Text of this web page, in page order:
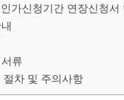
가신청기간 연장신청서
류
절차 및 주의사항